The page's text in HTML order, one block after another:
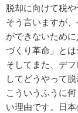
脱却に向けて税
そう言いますが
ができないため
づくり革命」とは
そしてまた、デ
してどうやって脱
こういうふうに
い理由です。日